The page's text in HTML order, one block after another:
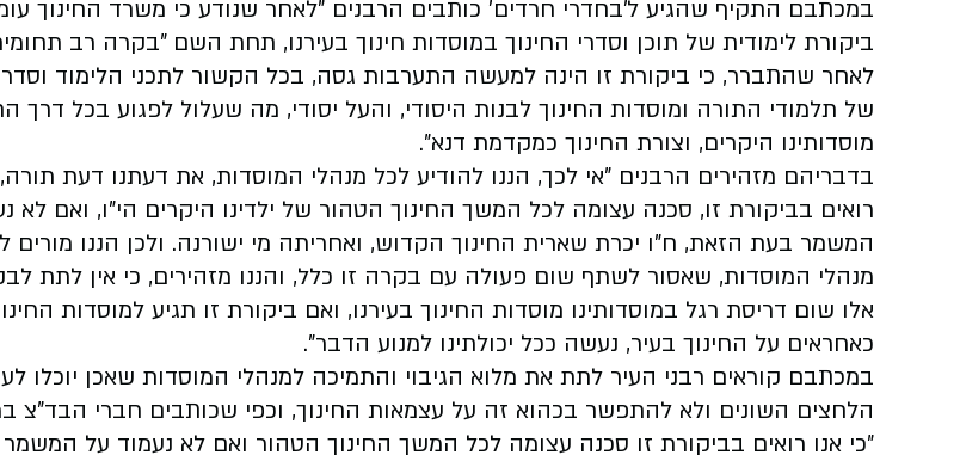
במכתבם התקיף שהגיע ל'בחדרי חרדים' כותבים הרבנים "לאחר שנודע כי משרד החינוך
ביקורת לימודית של תוכן וסדרי החינוך במוסדות חינוך בעירנו, תחת השם "בקרה רב
לאחר שהתברר, כי ביקורת זו הינה למעשה התערבות גסה, בכל הקשור לתכני הלימוד
של תלמודי התורה ומוסדות החינוך לבנות היסודי, והעל יסודי, מה שעלול לפגוע בכל דרך
מוסדותינו היקרים, וצורת החינוך כמקדמת דנא".
בדבריהם מזהירים הרבנים "אי לכך, הננו להודיע לכל מנהלי המוסדות, את דעתנו דעת תורה,
רואים בביקורת זו, סכנה עצומה לכל המשך החינוך הטהור של ילדינו היקרים הי"ו, ואם לא
המשמר בעת הזאת, ח"ו יכרת שארית החינוך הקדוש, ואחריתה מי ישורנה. ולכן הננו מורים
מנהלי המוסדות, שאסור לשתף שום פעולה עם בקרה זו כלל, והננו מזהירים, כי אין לתת
אלו שום דריסת רגל במוסדותינו מוסדות החינוך בעירנו, ואם ביקורת זו תגיע למוסדות
כאחראים על החינוך בעיר, נעשה ככל יכולתינו למנוע הדבר".
במכתבם קוראים רבני העיר לתת את מלוא הגיבוי והתמיכה למנהלי המוסדות שאכן יוכלו
הלחצים השונים ולא להתפשר בכהוא זה על עצמאות החינוך, וכפי שכותבים חברי הבד"צ
"כי אנו רואים בביקורת זו סכנה עצומה לכל המשך החינוך הטהור ואם לא נעמוד על